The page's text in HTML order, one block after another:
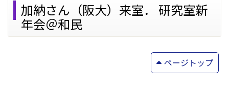
加納さん（阪大）来室． 研究室新
年会＠和民
ページトップ